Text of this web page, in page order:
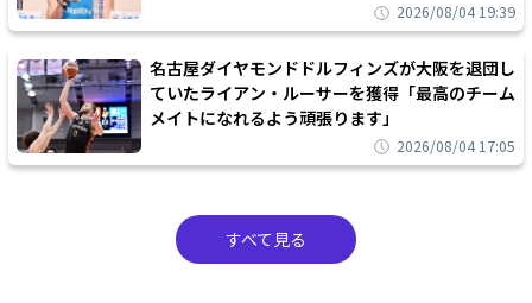
2026/08/04 19:39
名古屋ダイヤモンドドルフィンズが大阪を退団し
ていたライアン・ルーサーを獲得「最高のチーム
メイトになれるよう頑張ります」
2026/08/04 17:05
すべて見る